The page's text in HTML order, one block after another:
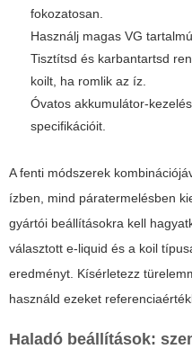
fokozatosan.
Használj magas VG
Tisztítsd és karbantartsd
koilt, ha romlik az íz.
Óvatos akkumulátor-
specifikációit.
A fenti módszerek
ízben, mind páratermelésben
gyártói beállításokra kell
választott e-liquid és a koil
eredményt. Kísérletezz
használd ezeket
Haladó beállítások: